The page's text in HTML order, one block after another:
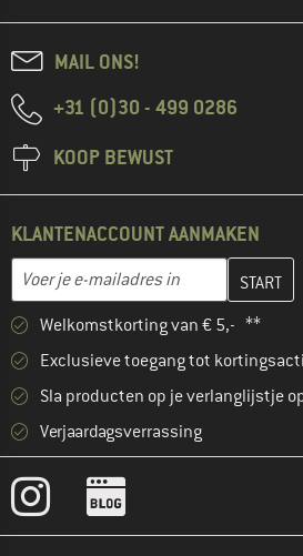
MAIL ONS!
+31 (0)30 - 499 0286
KOOP BEWUST
KLANTENACCOUNT AANMAKEN
E-mailadres
Vul je e-mailadres hier in en maak in
Welkomstkorting van € 5,- **
Exclusieve toegang tot
Sla producten op je verlanglijstje
Verjaardagsverrassing